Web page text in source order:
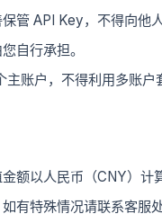
管 API Key，不得向他人
自行承担。
账户，不得利用多账户
额以人民币（CNY）计
如有特殊情况请联系客服处